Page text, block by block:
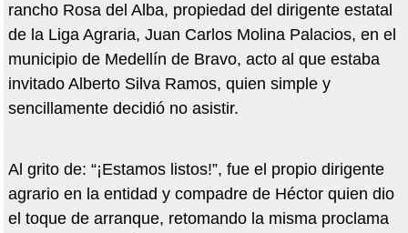
rancho Rosa del Alba, propiedad del dirigente estatal
de la Liga Agraria, Juan Carlos Molina Palacios, en el
municipio de Medellín de Bravo, acto al que estaba
invitado Alberto Silva Ramos, quien simple y
sencillamente decidió no asistir.
Al grito de: “¡Estamos listos!”, fue el propio dirigente
agrario en la entidad y compadre de Héctor quien dio
el toque de arranque, retomando la misma proclama